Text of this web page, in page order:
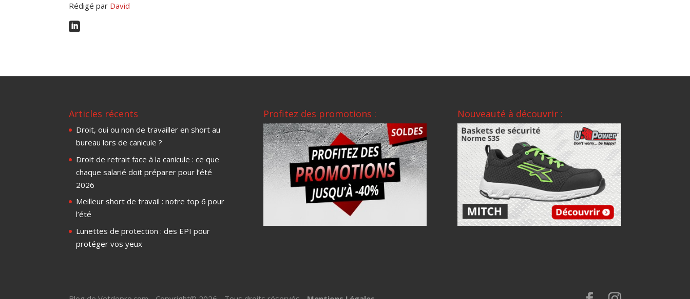
Rédigé par David

Articles récents
Droit, oui ou non de travailler en short au
bureau lors de canicule ?
Droit de retrait face à la canicule : ce que
chaque salarié doit préparer pour l’été
2026
Meilleur short de travail : notre top 6 pour
l’été
Lunettes de protection : des EPI pour
protéger vos yeux
Profitez des promotions : Nouveauté à découvrir :